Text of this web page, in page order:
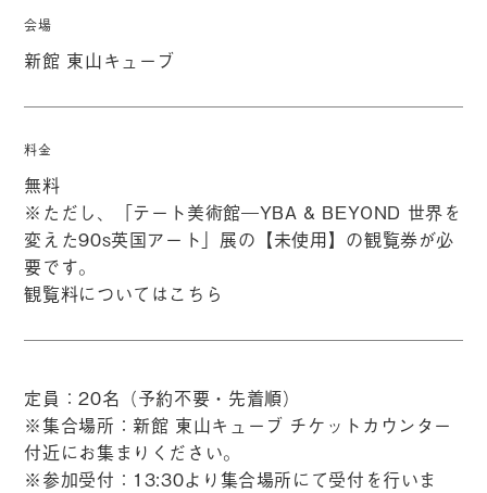
会場
新館 東山キューブ
料金
無料
※ただし、「テート美術館―YBA & BEYOND 世界を
変えた90s英国アート」展の【未使用】の観覧券が必
要です。
観覧料についてはこちら
定員：20名（予約不要・先着順）
※集合場所：新館 東山キューブ チケットカウンター
付近にお集まりください。
※参加受付：13:30より集合場所にて受付を行いま